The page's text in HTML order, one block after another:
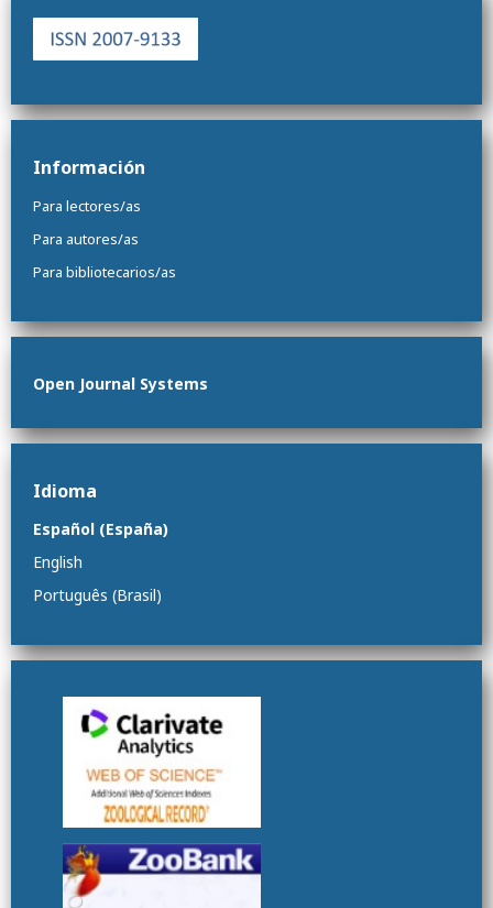
Información
Para lectores/as
Para autores/as
Para bibliotecarios/as
Open Journal Systems
Idioma
Español (España)
English
Português (Brasil)